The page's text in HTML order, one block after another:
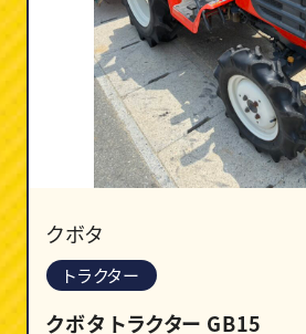
クボタ
トラクター
クボタ トラクター GB15